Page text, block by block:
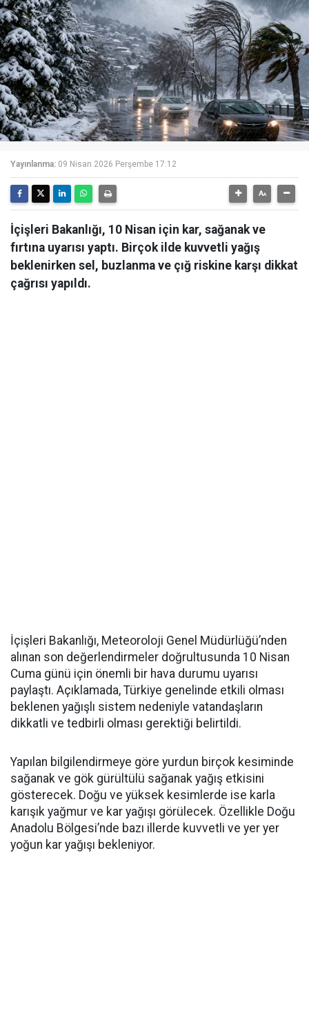
Yayınlanma: 09 Nisan 2026 Perşembe 17:12
İçişleri Bakanlığı, 10 Nisan için kar, sağanak ve
fırtına uyarısı yaptı. Birçok ilde kuvvetli yağış
beklenirken sel, buzlanma ve çığ riskine karşı dikkat
çağrısı yapıldı.
İçişleri Bakanlığı, Meteoroloji Genel Müdürlüğü’nden
alınan son değerlendirmeler doğrultusunda 10 Nisan
Cuma günü için önemli bir hava durumu uyarısı
paylaştı. Açıklamada, Türkiye genelinde etkili olması
beklenen yağışlı sistem nedeniyle vatandaşların
dikkatli ve tedbirli olması gerektiği belirtildi.
Yapılan bilgilendirmeye göre yurdun birçok kesiminde
sağanak ve gök gürültülü sağanak yağış etkisini
gösterecek. Doğu ve yüksek kesimlerde ise karla
karışık yağmur ve kar yağışı görülecek. Özellikle Doğu
Anadolu Bölgesi’nde bazı illerde kuvvetli ve yer yer
yoğun kar yağışı bekleniyor.